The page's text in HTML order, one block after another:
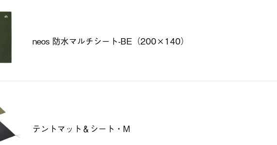
neos 防水マルチシート-BE（200×140）
テントマット＆シート・M